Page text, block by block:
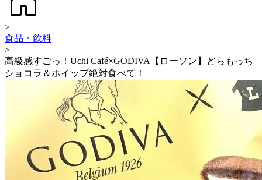
>
食品・飲料
>
高級感すごっ！Uchi Café×GODIVA【ローソン】どらもっち
ショコラ＆ホイップ絶対食べて！